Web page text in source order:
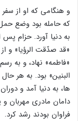
و هنگامی که او از
که حامله بود وضع
به دنیا آورد. حزام
«قد صدّقت الرؤیا» و
«فاطمه» نهاد، و به
البنین» بود. به هر
ها، به دنیا آمد و
دامان مادری مهربان
فراوان بودند رشد کرد.